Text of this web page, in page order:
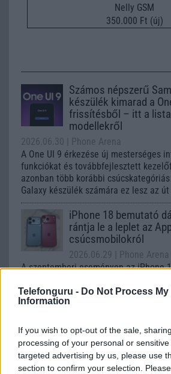
Telefonguru - Do Not Process My
Information
If you wish to opt-out of the sale,
processing of your personal or
targeted advertising by us, please use
section to confirm your selection.
Nelly GSM
350.000 Ft (új)
Számos népszerű
készülék kimarad a
frissítésből – itt a
modellekről
2026.06.30
| Phone Arena
A One UI 9 érkezése új mesterséges
funkciókat és továbbfejlesztett
azonban több korábbi
Galaxy készülék számára ez lesz az út
iPhone 18 bemutató
rántja le a leplet az
csúcsmobilokról
2026.06.29
| Phone Arena
A szeptemberi eseményen az iPhone
bemutatkozhat, miközben az
találgatások továbbra is beárnyékolják
Az Android rejtett
funkció, amely
meg a mindennapokat
2026.06.14| Android